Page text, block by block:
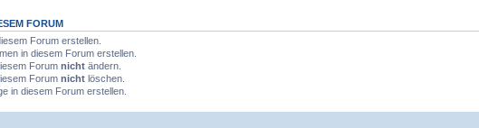
FORUM
Forum erstellen.
in diesem Forum erstellen.
Forum nicht ändern.
Forum nicht löschen.
in diesem Forum erstellen.